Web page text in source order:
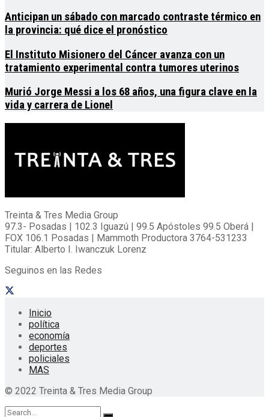
Anticipan un sábado con marcado contraste térmico en
la provincia: qué dice el pronóstico
El Instituto Misionero del Cáncer avanza con un
tratamiento experimental contra tumores uterinos
Murió Jorge Messi a los 68 años, una figura clave en la
vida y carrera de Lionel
Treinta & Tres Media Group
97.3- Posadas | 102.3 Iguazú | 99.5 Apóstoles 99.5 Oberá |
FOX 106.1 Posadas | Mammoth Productora 3764-531233
Titular: Alberto I. Iwanczuk Lorenz
Seguinos en las Redes
Inicio
política
economía
deportes
policiales
MAS
© 2022 Treinta & Tres Media Group